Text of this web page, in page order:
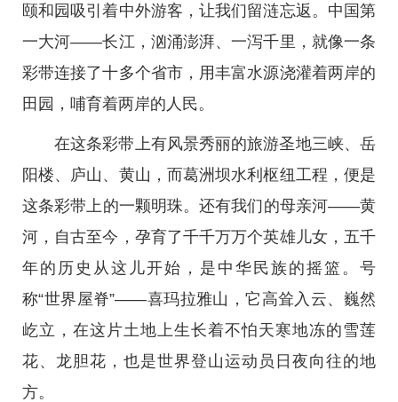
颐和园吸引着中外游客，让我们留涟忘返。中国第
一大河——长江，汹涌澎湃、一泻千里，就像一条
彩带连接了十多个省市，用丰富水源浇灌着两岸的
田园，哺育着两岸的人民。
在这条彩带上有风景秀丽的旅游圣地三峡、岳
阳楼、庐山、黄山，而葛洲坝水利枢纽工程，便是
这条彩带上的一颗明珠。还有我们的母亲河——黄
河，自古至今，孕育了千千万万个英雄儿女，五千
年的历史从这儿开始，是中华民族的摇篮。号
称“世界屋脊”——喜玛拉雅山，它高耸入云、巍然
屹立，在这片土地上生长着不怕天寒地冻的雪莲
花、龙胆花，也是世界登山运动员日夜向往的地
方。